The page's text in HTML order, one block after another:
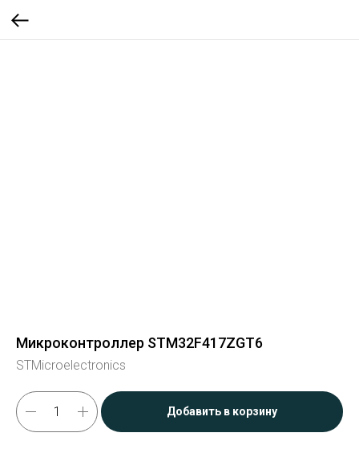
Микроконтроллер STM32F417ZGT6
STMicroelectronics
Добавить в корзину